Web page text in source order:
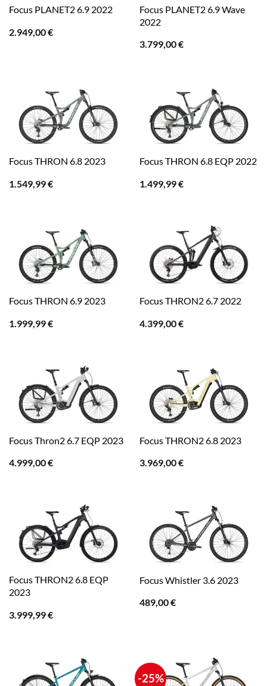
Focus PLANET2 6.9 2022
2.949,00€
Focus PLANET2 6.9 Wave
2022
3.799,00€
Focus THRON 6.8 2023
1.549,99€
Focus THRON 6.8 EQP 2022
1.499,99€
Focus THRON 6.9 2023
1.999,99€
Focus THRON2 6.7 2022
4.399,00€
Focus Thron2 6.7 EQP 2023
4.999,00€
Focus THRON2 6.8 2023
3.969,00€
Focus THRON2 6.8 EQP
2023
3.999,99€
Focus Whistler 3.6 2023
489,00€
-25%